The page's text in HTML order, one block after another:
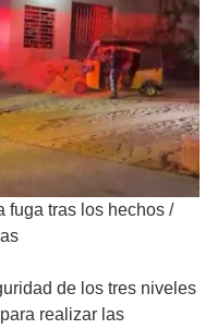
fuga tras los hechos /
de los tres niveles
realizar las